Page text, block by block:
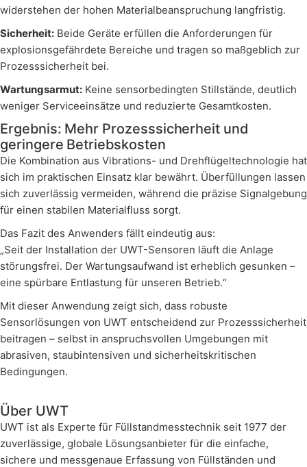
widerstehen der hohen Materialbeanspruchung langfristig.
Sicherheit: Beide Geräte erfüllen die Anforderungen für
explosionsgefährdete Bereiche und tragen so maßgeblich zur
Prozesssicherheit bei.
Wartungsarmut: Keine sensorbedingten Stillstände, deutlich
weniger Serviceeinsätze und reduzierte Gesamtkosten.
Ergebnis: Mehr Prozesssicherheit und
geringere Betriebskosten
Die Kombination aus Vibrations- und Drehflügeltechnologie hat
sich im praktischen Einsatz klar bewährt. Überfüllungen lassen
sich zuverlässig vermeiden, während die präzise Signalgebung
für einen stabilen Materialfluss sorgt.
Das Fazit des Anwenders fällt eindeutig aus:
„Seit der Installation der UWT-Sensoren läuft die Anlage
störungsfrei. Der Wartungsaufwand ist erheblich gesunken –
eine spürbare Entlastung für unseren Betrieb.“
Mit dieser Anwendung zeigt sich, dass robuste
Sensorlösungen von UWT entscheidend zur Prozesssicherheit
beitragen – selbst in anspruchsvollen Umgebungen mit
abrasiven, staubintensiven und sicherheitskritischen
Bedingungen.
Über UWT
UWT ist als Experte für Füllstandmesstechnik seit 1977 der
zuverlässige, globale Lösungsanbieter für die einfache,
sichere und messgenaue Erfassung von Füllständen und